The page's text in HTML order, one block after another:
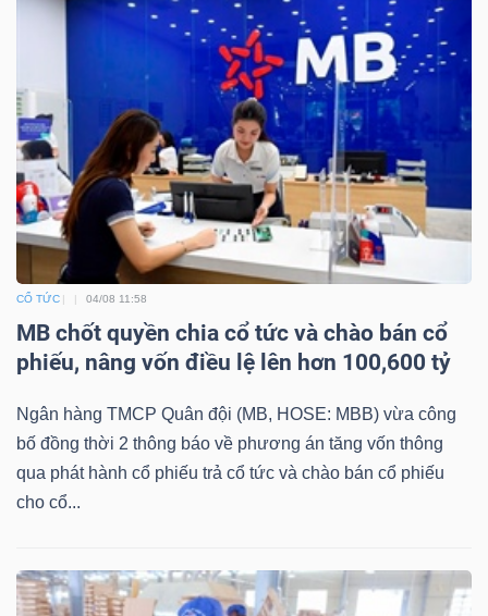
CỔ TỨC 04/08 11:58
MB chốt quyền chia cổ tức và chào bán cổ
phiếu, nâng vốn điều lệ lên hơn 100,600 tỷ
Ngân hàng TMCP Quân đội (MB, HOSE: MBB) vừa công
bố đồng thời 2 thông báo về phương án tăng vốn thông
qua phát hành cổ phiếu trả cổ tức và chào bán cổ phiếu
cho cổ...